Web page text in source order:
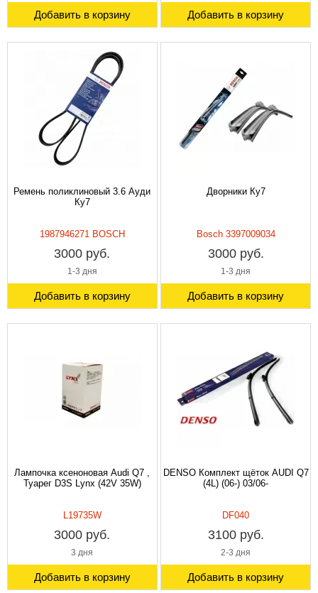
Добавить в корзину Добавить в корзину
Ремень поликлиновый 3.6 Ауди
Ку7
1987946271 BOSCH
3000 руб.
1-3 дня
Добавить в корзину
Дворники Ку7
Bosch 3397009034
3000 руб.
1-3 дня
Добавить в корзину
Лампочка ксеноновая Audi Q7 ,
Туарег D3S Lynx (42V 35W)
L19735W
3000 руб.
3 дня
Добавить в корзину
DENSO Комплект щёток AUDI Q7
(4L) (06-) 03/06-
DF040
3100 руб.
2-3 дня
Добавить в корзину